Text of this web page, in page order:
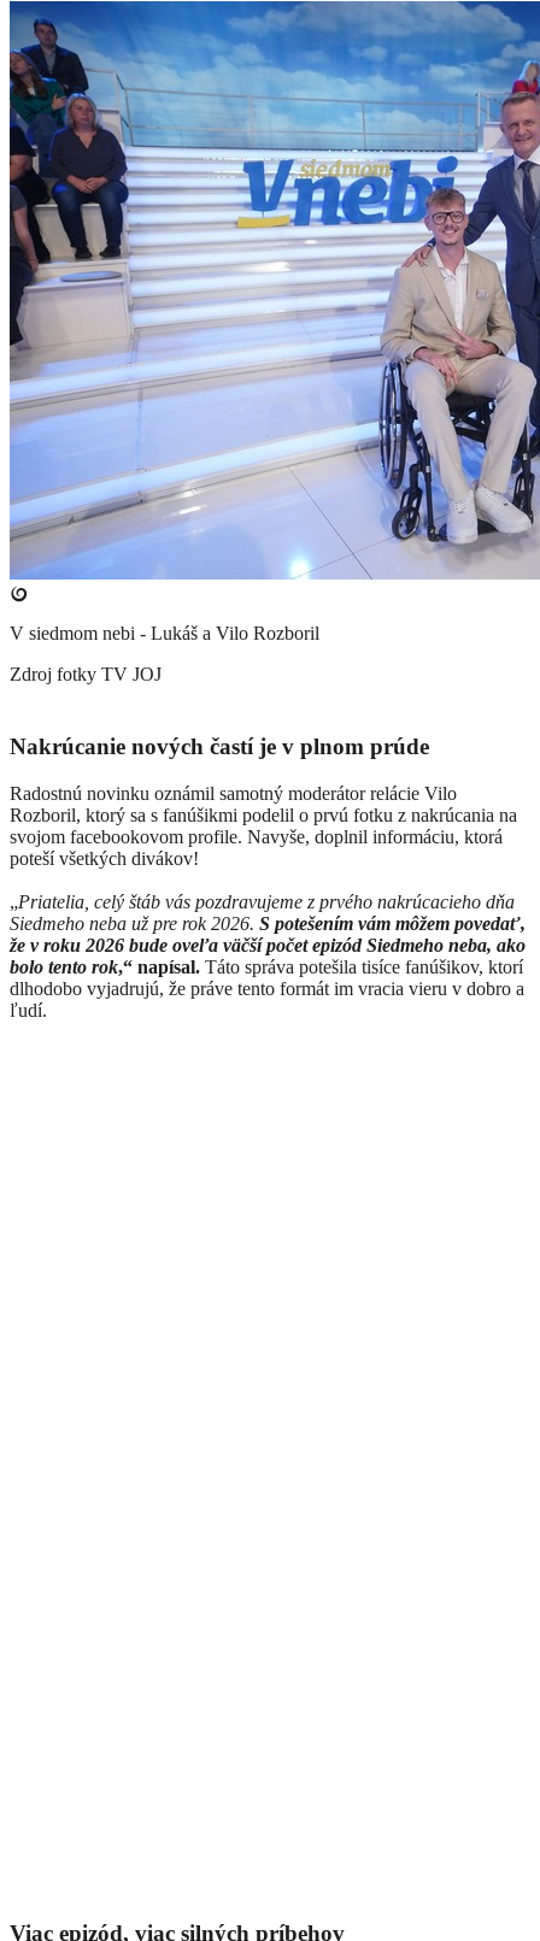
V siedmom nebi - Lukáš a Vilo Rozboril
Zdroj fotky TV JOJ
Nakrúcanie nových častí je v plnom prúde
Radostnú novinku oznámil samotný moderátor relácie Vilo
Rozboril, ktorý sa s fanúšikmi podelil o prvú fotku z nakrúcania na
svojom facebookovom profile. Navyše, doplnil informáciu, ktorá
poteší všetkých divákov!
„Priatelia, celý štáb vás pozdravujeme z prvého nakrúcacieho dňa
Siedmeho neba už pre rok 2026. S potešením vám môžem povedať,
že v roku 2026 bude oveľa väčší počet epizód Siedmeho neba, ako
bolo tento rok,“ napísal. Táto správa potešila tisíce fanúšikov, ktorí
dlhodobo vyjadrujú, že práve tento formát im vracia vieru v dobro a
ľudí.
Viac epizód, viac silných príbehov